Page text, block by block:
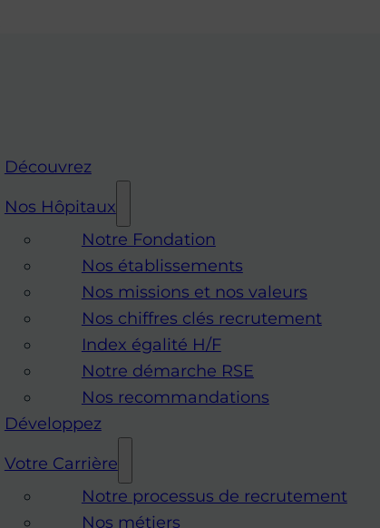
Découvrez
Nos Hôpitaux
Notre Fondation
Nos établissements
Nos missions et nos valeurs
Nos chiffres clés recrutement
Index égalité H/F
Notre démarche RSE
Nos recommandations
Développez
Votre Carrière
Notre processus de recrutement
Nos métiers